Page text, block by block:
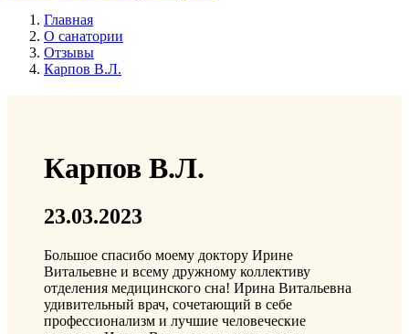
Главная
О санатории
Отзывы
Карпов В.Л.
Карпов В.Л.
23.03.2023
Большое спасибо моему доктору Ирине
Витальевне и всему дружному коллективу
отделения медицинского сна! Ирина Витальевна
удивительный врач, сочетающий в себе
профессионализм и лучшие человеческие